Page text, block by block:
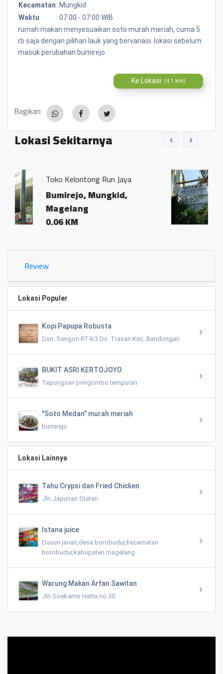
Kecamatan : Mungkid
Waktu
:07:00 - 07:00 WIB
rumah makan menyesuaikan soto murah meriah, cuma 5
rb saja dengan pilihan lauk yang bervariasi. lokasi sebelum
masuk perubahan bumirejo
Ke Lokasi (4.1 km)
Bagikan:
Lokasi Sekitarnya
Jaya Kantor Notaris dan
Ivo Marius, SH"
Bumirejo, Mungkid,
Magelang
Review
Lokasi Populer
Kopi Papupa Robusta
Dsn. Sengon RT4/3 Ds. Trasan Kec. Bandongan
BUKIT ASRI KERTOJOYO
Tepungsari pringombo tempuran
"Soto Medan" murah meriah
bumirejo
Lokasi Lainnya
Tahu Crypsi dan Fried Chicken
Jln Japunan Staten
Istana juice
Dusun janan,desa borobudur,kecamatan
borobudur,kabupaten magelang
Warung Makan Arfan Sawitan
Jln Soekarno Hatta no 30